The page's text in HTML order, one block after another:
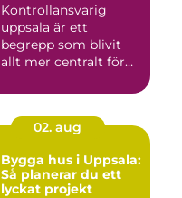
Kontrollansvarig
uppsala är ett
begrepp som blivit
allt mer centralt för
företag ...
02. aug
Bygga hus i Uppsala:
Så planerar du ett
lyckat projekt